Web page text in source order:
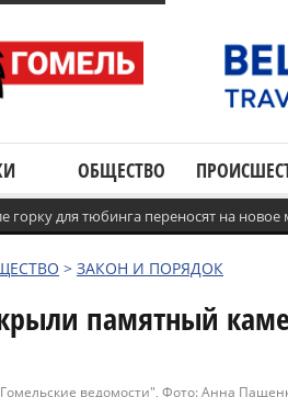
ОБЩЕСТВО
горку для тюбинга переносят на новое
> ЗАКОН И ПОРЯДОК
памятный
ведомости", Фото: Анна